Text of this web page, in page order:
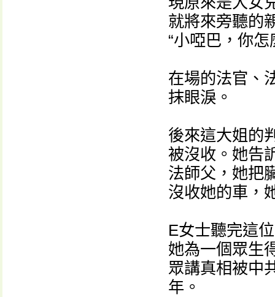
就將來旁聽的
“小啞巴，你
在場的法官、
抹眼淚。
後來這大姐的
被沒收。她告
法師父，她把
沒收她的車，
E女士聽完這
她為一個眾生
眾講真相被中
年。